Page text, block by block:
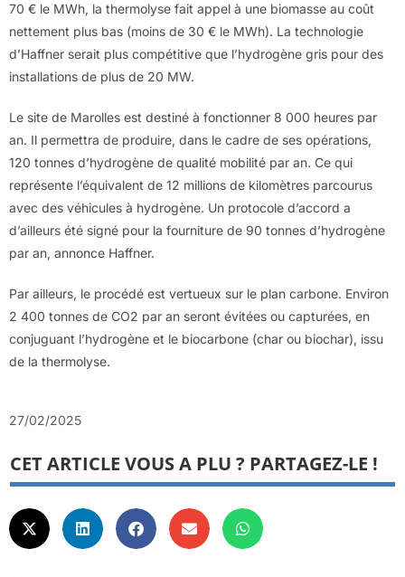
70 € le MWh, la thermolyse fait appel à une biomasse au coût
nettement plus bas (moins de 30 € le MWh). La technologie
d’Haffner serait plus compétitive que l’hydrogène gris pour des
installations de plus de 20 MW.
Le site de Marolles est destiné à fonctionner 8 000 heures par
an. Il permettra de produire, dans le cadre de ses opérations,
120 tonnes d’hydrogène de qualité mobilité par an. Ce qui
représente l’équivalent de 12 millions de kilomètres parcourus
avec des véhicules à hydrogène. Un protocole d’accord a
d’ailleurs été signé pour la fourniture de 90 tonnes d’hydrogène
par an, annonce Haffner.
Par ailleurs, le procédé est vertueux sur le plan carbone. Environ
2 400 tonnes de CO2 par an seront évitées ou capturées, en
conjuguant l’hydrogène et le biocarbone (char ou biochar), issu
de la thermolyse.
27/02/2025
CET ARTICLE VOUS A PLU ? PARTAGEZ-LE !